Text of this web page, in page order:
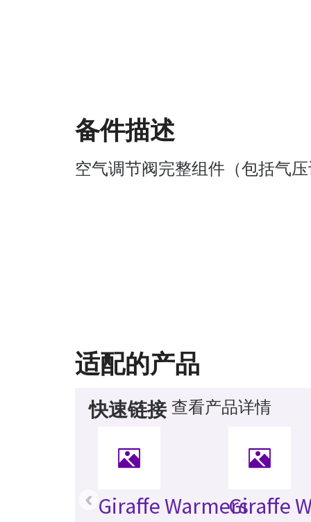
备件描述
空气调节阀完整组件（包括气
适配的产品
快速链接 查看产品详情
Giraffe WarmersGiraffe
‹